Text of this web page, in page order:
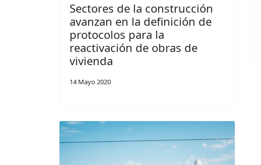
Sectores de la construcción
avanzan en la definición de
protocolos para la
reactivación de obras de
vivienda
14 Mayo 2020